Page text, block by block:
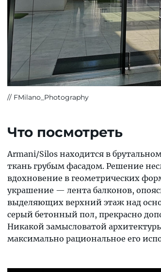
FMilano_Photography
Что посмотреть
Armani/Silos находится в
ткань грубым фасадом. Решение
вдохновение в геометрических
украшение — лента балконов,
выделяющих верхний этаж над
серый бетонный пол, прекрасно
Никакой замысловатой
максимально рациональное его